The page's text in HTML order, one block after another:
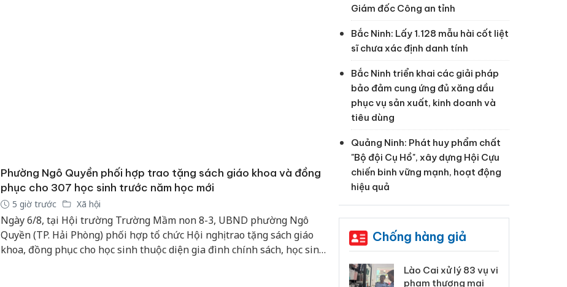
Phường Ngô Quyền phối hợp trao tặng sách giáo khoa và đồng
phục cho 307 học sinh trước năm học mới
5 giờ trước Xã hội
Ngày 6/8, tại Hội trường Trường Mầm non 8-3, UBND phường Ngô
Quyền (TP. Hải Phòng) phối hợp tổ chức Hội nghị trao tặng sách giáo
khoa, đồng phục cho học sinh thuộc diện gia đình chính sách, học sinh
Giám đốc Công an tỉnh
Bắc Ninh: Lấy 1.128 mẫu hài cốt liệt
sĩ chưa xác định danh tính
Bắc Ninh triển khai các giải pháp
bảo đảm cung ứng đủ xăng dầu
phục vụ sản xuất, kinh doanh và
tiêu dùng
Quảng Ninh: Phát huy phẩm chất
"Bộ đội Cụ Hồ", xây dựng Hội Cựu
chiến binh vững mạnh, hoạt động
hiệu quả
Chống hàng giả
Lào Cai xử lý 83 vụ vi
phạm thương mại